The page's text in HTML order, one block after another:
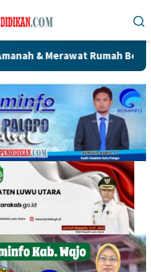
Bersama Alumni PWK